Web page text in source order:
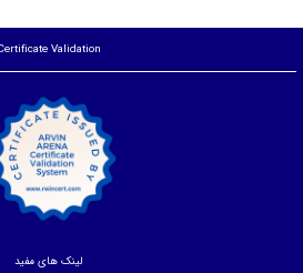
Validation
لینک های مفید